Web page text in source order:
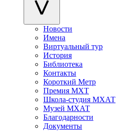
Новости
Имена
Виртуальный тур
История
Библиотека
Контакты
Короткий Метр
Премия МХТ
Школа-студия МХАТ
Музей МХАТ
Благодарности
Документы